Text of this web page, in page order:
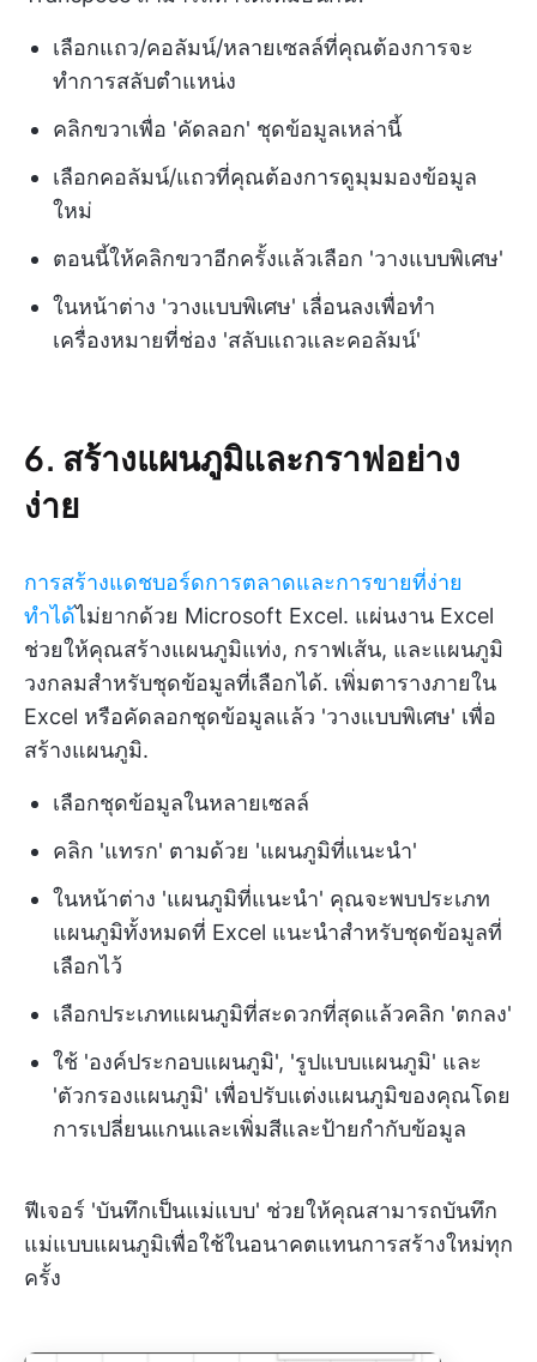
เลือกแถว/คอลัมน์/หลายเซลล์ที่คุณต้องการจะ
ทำการสลับตำแหน่ง
คลิกขวาเพื่อ 'คัดลอก' ชุดข้อมูลเหล่านี้
เลือกคอลัมน์/แถวที่คุณต้องการดูมุมมองข้อมูล
ใหม่
ตอนนี้ให้คลิกขวาอีกครั้งแล้วเลือก 'วางแบบพิเศษ'
ในหน้าต่าง 'วางแบบพิเศษ' เลื่อนลงเพื่อทำ
เครื่องหมายที่ช่อง 'สลับแถวและคอลัมน์'
6. สร้างแผนภูมิและกราฟอย่าง
ง่าย
การสร้างแดชบอร์ดการตลาดและการขายที่ง่าย
ทำได้ไม่ยากด้วย Microsoft Excel. แผ่นงาน Excel
ช่วยให้คุณสร้างแผนภูมิแท่ง, กราฟเส้น, และแผนภูมิ
วงกลมสำหรับชุดข้อมูลที่เลือกได้. เพิ่มตารางภายใน
Excel หรือคัดลอกชุดข้อมูลแล้ว 'วางแบบพิเศษ' เพื่อ
สร้างแผนภูมิ.
เลือกชุดข้อมูลในหลายเซลล์
คลิก 'แทรก' ตามด้วย 'แผนภูมิที่แนะนำ'
ในหน้าต่าง 'แผนภูมิที่แนะนำ' คุณจะพบประเภท
แผนภูมิทั้งหมดที่ Excel แนะนำสำหรับชุดข้อมูลที่
เลือกไว้
เลือกประเภทแผนภูมิที่สะดวกที่สุดแล้วคลิก 'ตกลง'
ใช้ 'องค์ประกอบแผนภูมิ', 'รูปแบบแผนภูมิ' และ
'ตัวกรองแผนภูมิ' เพื่อปรับแต่งแผนภูมิของคุณโดย
การเปลี่ยนแกนและเพิ่มสีและป้ายกำกับข้อมูล
ฟีเจอร์ 'บันทึกเป็นแม่แบบ' ช่วยให้คุณสามารถบันทึก
แม่แบบแผนภูมิเพื่อใช้ในอนาคตแทนการสร้างใหม่ทุก
ครั้ง